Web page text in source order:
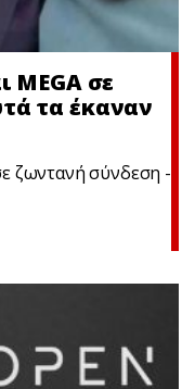
MEGA σε
τα έκαναν
ζωντανή σύνδεση -